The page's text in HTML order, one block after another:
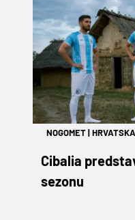
NOGOMET|HRVATSKA
Cibalia
sezonu